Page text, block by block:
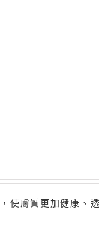
使膚質更加健康、